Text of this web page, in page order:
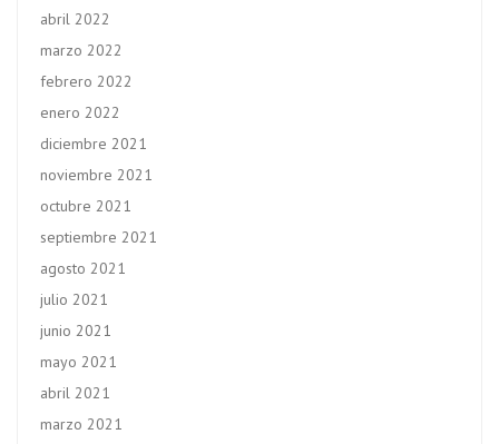
abril 2022
marzo 2022
febrero 2022
enero 2022
diciembre 2021
noviembre 2021
octubre 2021
septiembre 2021
agosto 2021
julio 2021
junio 2021
mayo 2021
abril 2021
marzo 2021